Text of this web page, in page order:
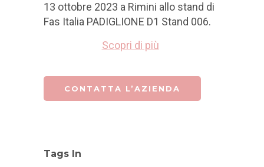
13 ottobre 2023 a Rimini allo stand di
Fas Italia PADIGLIONE D1 Stand 006.
Scopri di più
CONTATTA L’AZIENDA
Tags In